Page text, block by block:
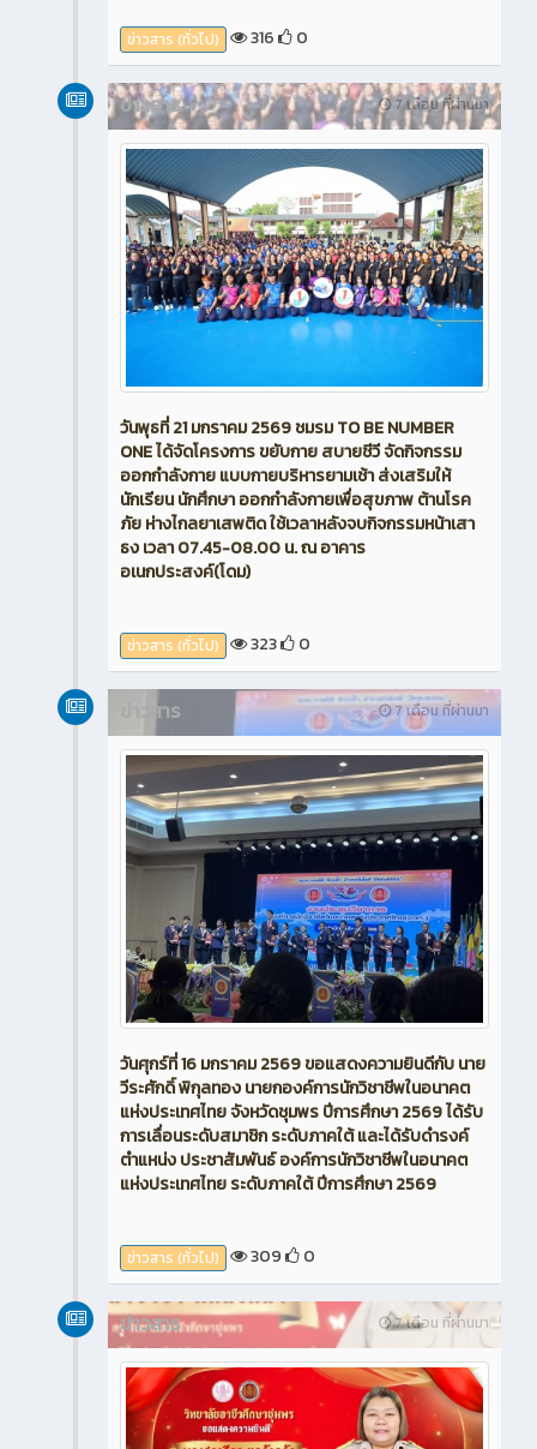
ข่าวสาร (ทั่วไป) 316 0
7 เดือน ที่ผ่านมา
ข่าวสาร
วันพุธที่ 21 มกราคม 2569 ชมรม TO BE NUMBER
ONE ได้จัดโครงการ ขยับกาย สบายชีวี จัดกิจกรรม
ออกกำลังกาย แบบกายบริหารยามเช้า ส่งเสริมให้
นักเรียน นักศึกษา ออกกำลังกายเพื่อสุขภาพ ต้านโรค
ภัย ห่างไกลยาเสพติด ใช้เวลาหลังจบกิจกรรมหน้าเสา
ธง เวลา 07.45-08.00 น. ณ อาคาร
อเนกประสงค์(โดม)
ข่าวสาร (ทั่วไป) 323 0
7 เดือน ที่ผ่านมา
ข่าวสาร
วันศุกร์ที่ 16 มกราคม 2569 ขอแสดงความยินดีกับ นาย
วีระศักดิ์ พิกุลทอง นายกองค์การนักวิชาชีพในอนาคต
แห่งประเทศไทย จังหวัดชุมพร ปีการศึกษา 2569 ได้รับ
การเลื่อนระดับสมาชิก ระดับภาคใต้ และได้รับดำรงค์
ตำแหน่ง ประชาสัมพันธ์ องค์การนักวิชาชีพในอนาคต
แห่งประเทศไทย ระดับภาคใต้ ปีการศึกษา 2569
ข่าวสาร (ทั่วไป) 309 0
7 เดือน ที่ผ่านมา
ข่าวสาร